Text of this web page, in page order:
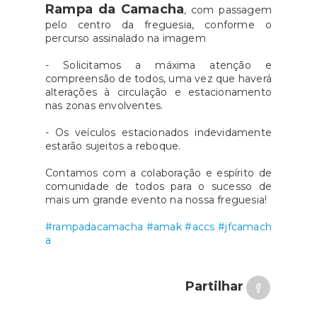
Rampa da Camacha, com passagem
pelo centro da freguesia, conforme o
percurso assinalado na imagem
- Solicitamos a máxima atenção e
compreensão de todos, uma vez que haverá
alterações à circulação e estacionamento
nas zonas envolventes.
- Os veículos estacionados indevidamente
estarão sujeitos a reboque.
Contamos com a colaboração e espírito de
comunidade de todos para o sucesso de
mais um grande evento na nossa freguesia!
#rampadacamacha #amak #accs #jfcamach
a
Partilhar